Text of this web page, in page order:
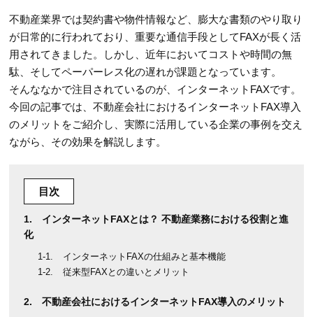
不動産業界では契約書や物件情報など、膨大な書類のやり取り
が日常的に行われており、重要な通信手段としてFAXが長く活
用されてきました。しかし、近年においてコストや時間の無
駄、そしてペーパーレス化の遅れが課題となっています。
そんななかで注目されているのが、インターネットFAXです。
今回の記事では、不動産会社におけるインターネットFAX導入
のメリットをご紹介し、実際に活用している企業の事例を交え
ながら、その効果を解説します。
目次
インターネットFAXとは？ 不動産業務における役割と進
化
インターネットFAXの仕組みと基本機能
従来型FAXとの違いとメリット
不動産会社におけるインターネットFAX導入のメリット